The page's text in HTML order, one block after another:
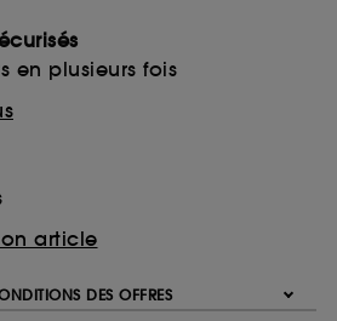
en plusieurs fois
article
DES OFFRES